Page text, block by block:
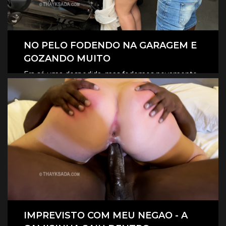
NO PELO FODENDO NA GARAGEM E
GOZANDO MUITO
Era só uma despedida, mas fodemos novamente
na garagem, e claro que foi no pelo, eles
revesaram gozar dentro de mim.
CLIQUE AQUI E ASSISTA
IMPREVISTO COM MEU NEGAO - A